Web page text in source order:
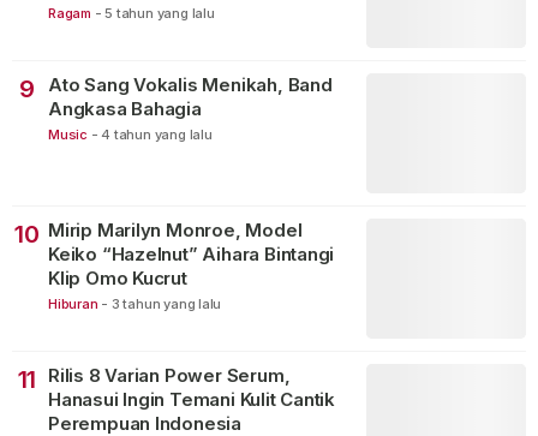
Ragam - 5 tahun yang lalu
9
Ato Sang Vokalis Menikah, Band
Angkasa Bahagia
Music - 4 tahun yang lalu
10 Mirip Marilyn Monroe, Model
Keiko “Hazelnut” Aihara Bintangi
Klip Omo Kucrut
Hiburan - 3 tahun yang lalu
11
Rilis 8 Varian Power Serum,
Hanasui Ingin Temani Kulit Cantik
Perempuan Indonesia